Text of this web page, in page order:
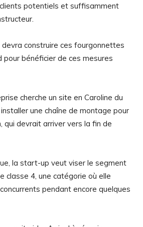
potentiels et suffisamment
devra construire ces fourgonnettes
pour bénéficier de ces mesures
cherche un site en Caroline du
une chaîne de montage pour
qui devrait arriver vers la fin de
la start-up veut viser le segment
classe 4, une catégorie où elle
pendant encore quelques